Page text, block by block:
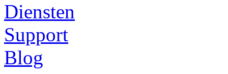
Diensten
Support
Blog